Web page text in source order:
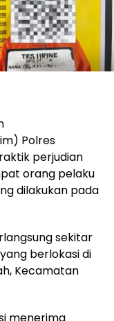
Polres
perjudian
orang pelaku
dilakukan pada
sekitar
berlokasi di
Kecamatan